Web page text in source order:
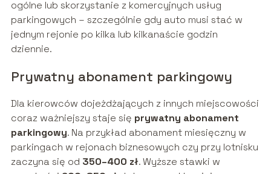
ogólne lub skorzystanie z komercyjnych usług
parkingowych – szczególnie gdy auto musi stać w
jednym rejonie po kilka lub kilkanaście godzin
dziennie.
Prywatny abonament parkingowy
Dla kierowców dojeżdżających z innych miejscowości
coraz ważniejszy staje się prywatny abonament
parkingowy. Na przykład abonament miesięczny w
parkingach w rejonach biznesowych czy przy lotnisku
zaczyna się od 350–400 zł. Wyższe stawki w